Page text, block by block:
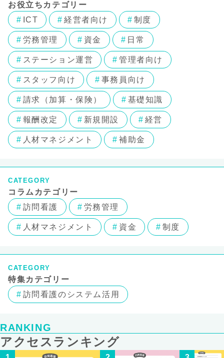
お役立ちカテゴリー
ICT
経営者向け 制度
労務管理 資金 日常
ステーション運営 管理者向け
スタッフ向け 事務員向け
請求（加算・保険） 基礎知識
報酬改定 新規開設 経営
人材マネジメント 補助金
CATEGORY
コラムカテゴリー
訪問看護
労務管理
人材マネジメント 資金 制度
CATEGORY
特集カテゴリー
訪問看護のシステム活用
RANKING
アクセスランキング